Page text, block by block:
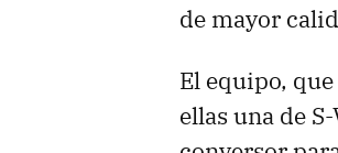
de mayor
El equipo,
ellas una de